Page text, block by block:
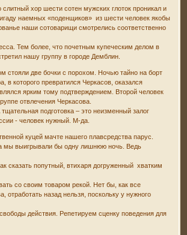
хор шести сотен мужских глоток проникал и
наемных «поденщиков» из шести человек якобы
наши сотоварищи смотрелись соответственно
Тем более, что почетным купеческим делом в
нашу группу в городе Демблин.
стояли две бочки с порохом. Ночью тайно на борт
которого превратился Черкасов, оказался
ярким тому подтверждением. Второй человек
отвлечения Черкасова.
подготовка – это неизменный залог
- человек нужный. М-да.
куцей мачте нашего плавсредства парус.
мы выигрывали бы одну лишнюю ночь. Ведь
сказать попутный, втихаря догруженный хватким
со своим товаром рекой. Нет бы, как все
назад нельзя, поскольку у нужного
действия. Репетируем сценку поведения для